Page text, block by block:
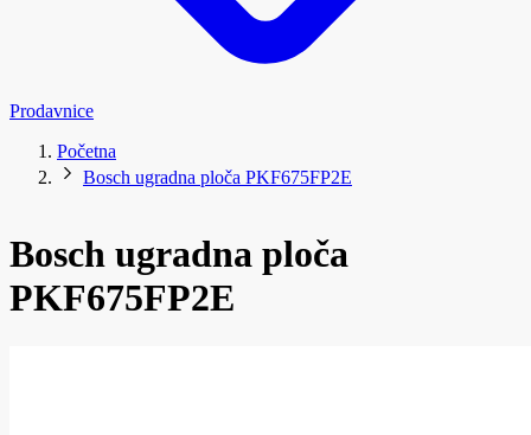
Prodavnice
Početna
Bosch ugradna ploča PKF675FP2E
Bosch ugradna ploča
PKF675FP2E